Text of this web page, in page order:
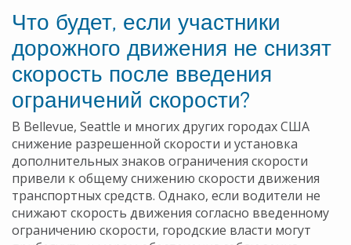
Что будет, если участники
дорожного движения не снизят
скорость после введения
ограничений скорости?
В Bellevue, Seattle и многих других городах США
снижение разрешенной скорости и установка
дополнительных знаков ограничения скорости
привели к общему снижению скорости движения
транспортных средств. Однако, если водители не
снижают скорость движения согласно введенному
ограничению скорости, городские власти могут